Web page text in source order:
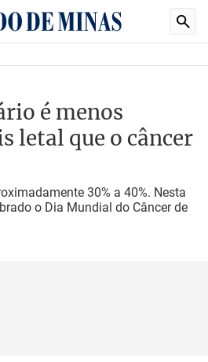
é menos
letal que o câncer
30% a 40%. Nesta
o Dia Mundial do Câncer de